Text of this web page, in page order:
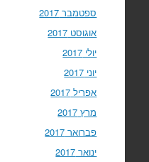
ספטמבר 2017
אוגוסט 2017
יולי 2017
יוני 2017
אפריל 2017
מרץ 2017
פברואר 2017
ינואר 2017